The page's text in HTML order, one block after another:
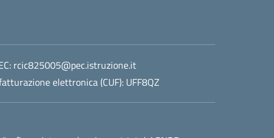
rcic825005@pec.istruzione.it
elettronica (CUF): UFF8QZ